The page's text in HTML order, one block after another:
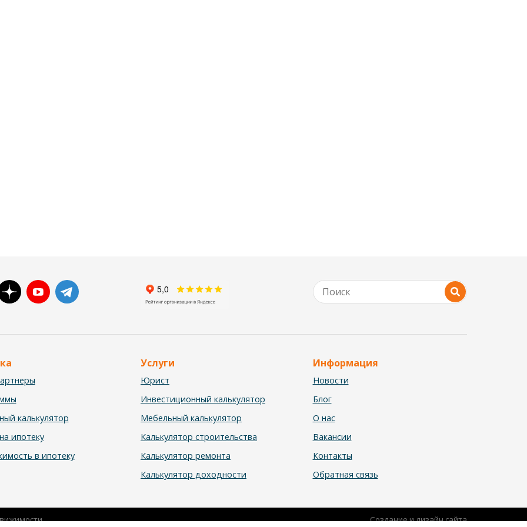
калькулятор
ипотеку
в ипотеку
Услуги
Юрист
Инвестиционный калькулятор
Мебельный калькулятор
Калькулятор строительства
Калькулятор ремонта
Калькулятор доходности
Информация
Новости
Блог
О нас
Вакансии
Контакты
Обратная связь
Создание и дизайн сайта